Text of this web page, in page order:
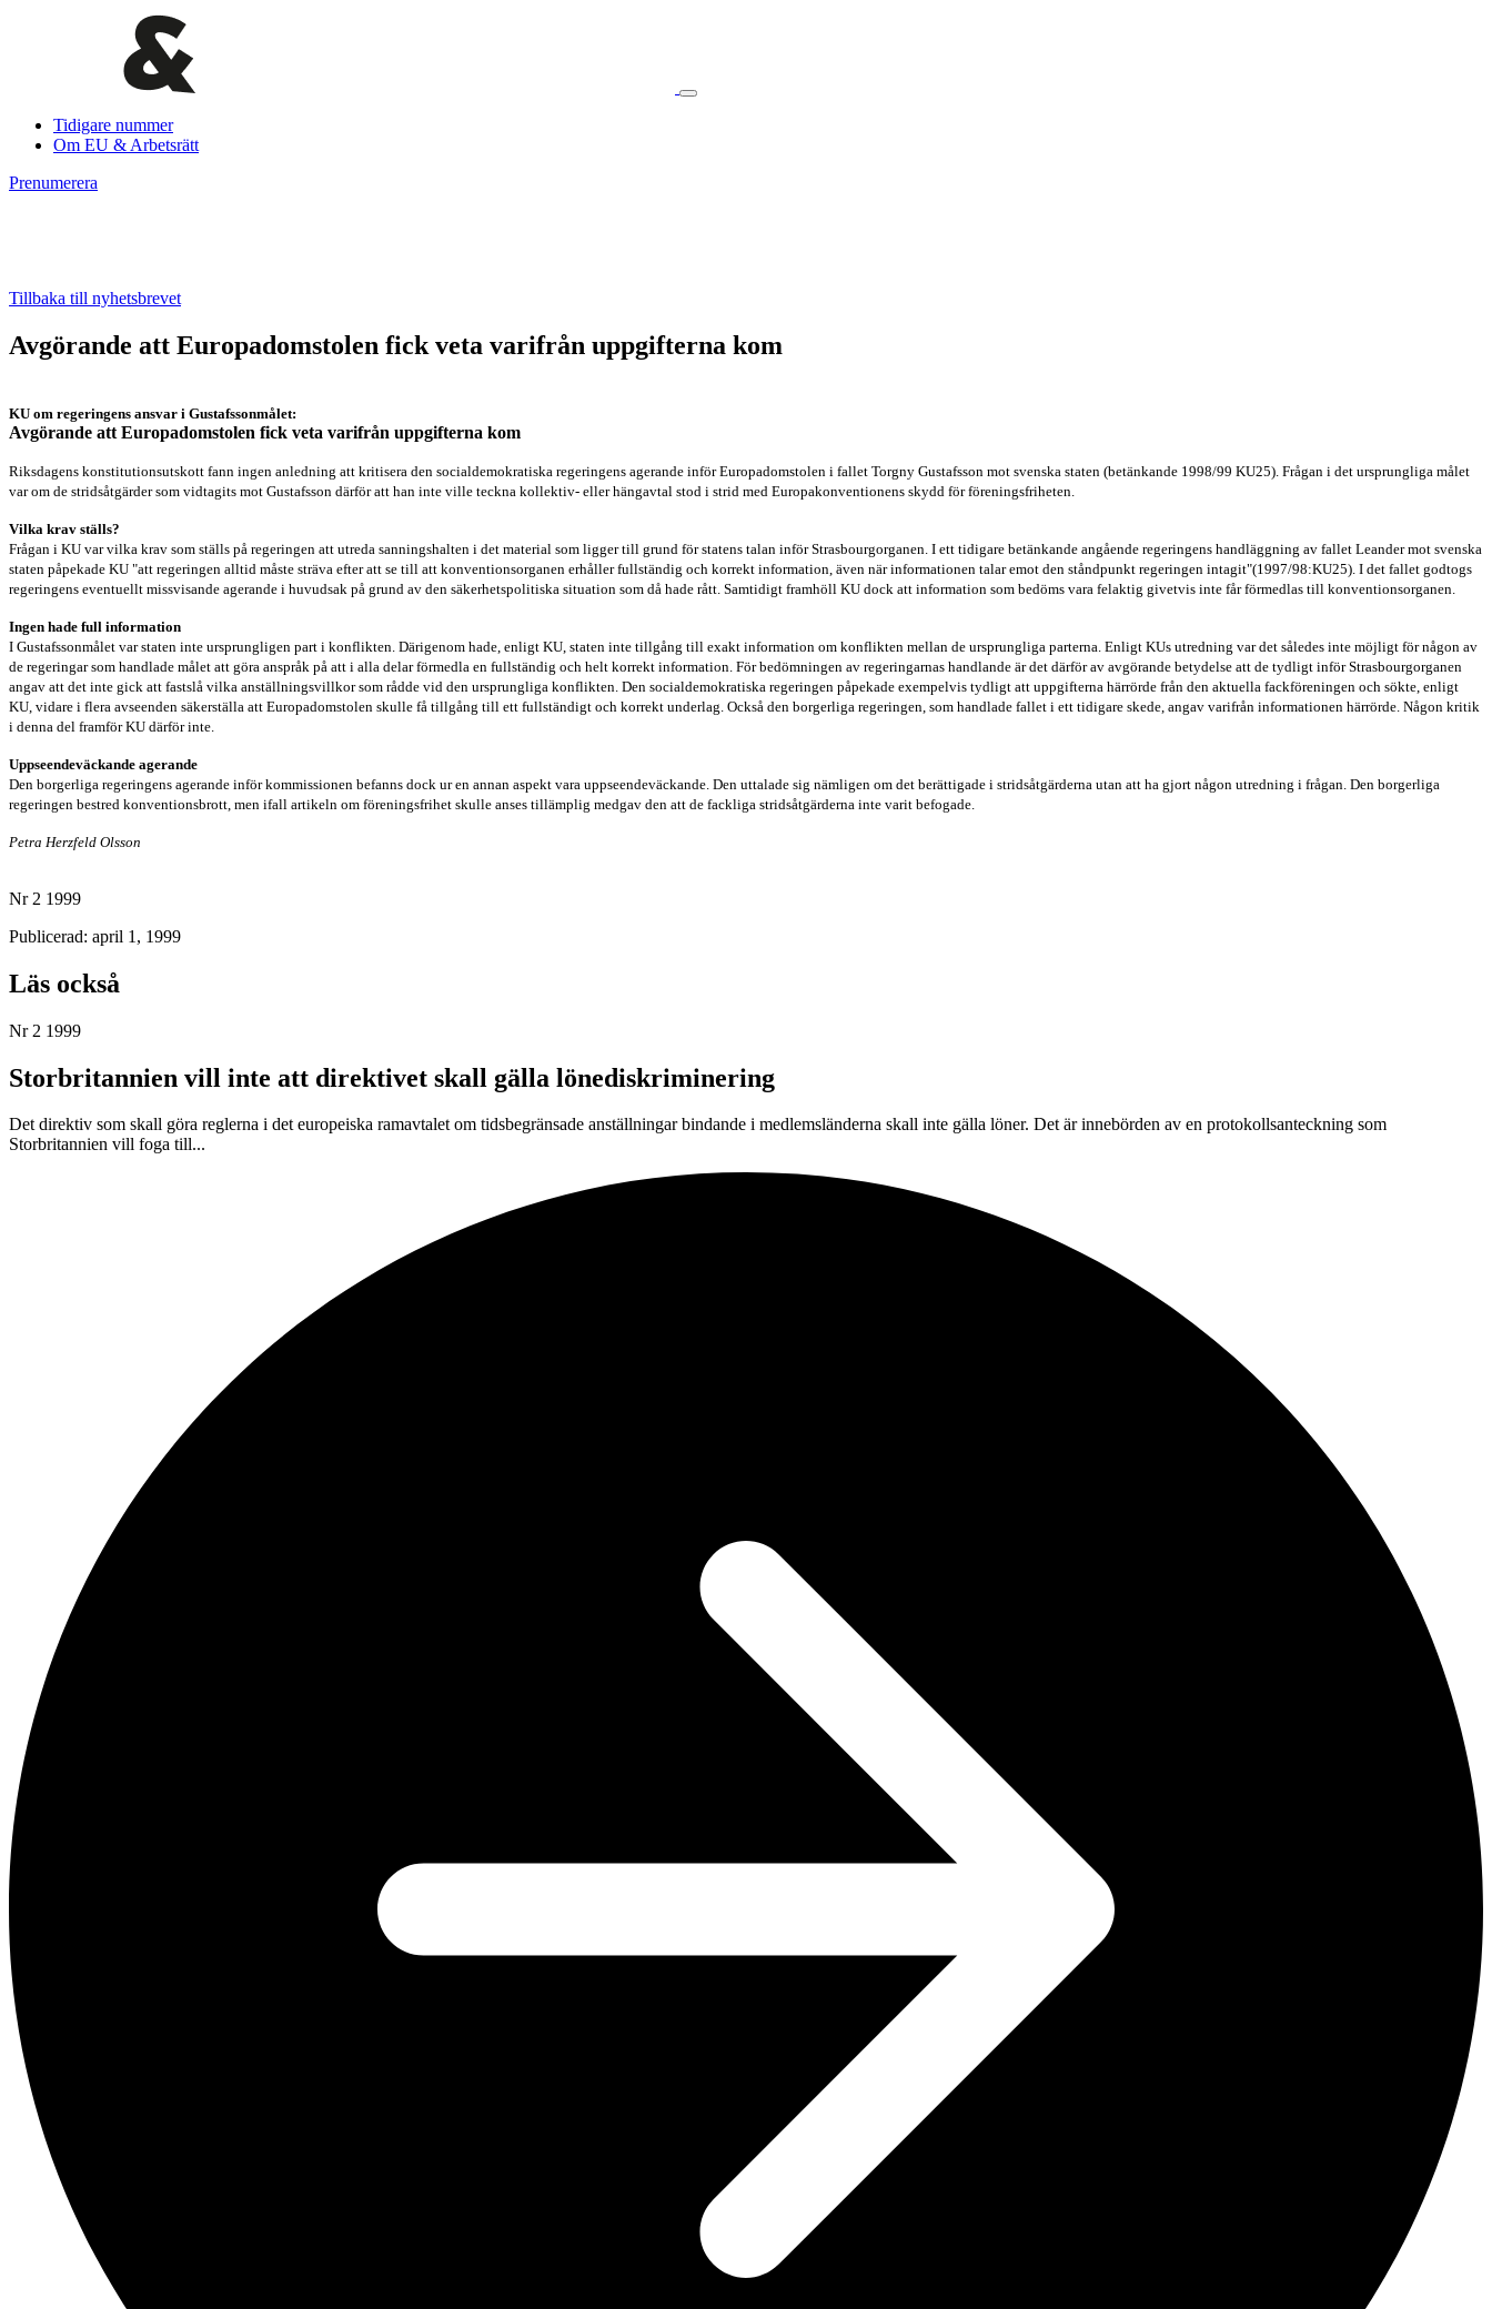
Tidigare nummer
Om EU & Arbetsrätt
Prenumerera
Tillbaka till nyhetsbrevet
Avgörande att Europadomstolen fick veta varifrån uppgifterna kom
KU om regeringens ansvar i Gustafssonmålet:
Avgörande att Europadomstolen fick veta varifrån uppgifterna kom
Riksdagens konstitutionsutskott fann ingen anledning att kritisera den socialdemokratiska regeringens agerande inför Europadomstolen i fallet Torgny Gustafsson mot svenska staten (betänkande 1998/99 KU25). Frågan i det ursprungliga målet
var om de stridsåtgärder som vidtagits mot Gustafsson därför att han inte ville teckna kollektiv- eller hängavtal stod i strid med Europakonventionens skydd för föreningsfriheten.
Vilka krav ställs?
Frågan i KU var vilka krav som ställs på regeringen att utreda sanningshalten i det material som ligger till grund för statens talan inför Strasbourgorganen. I ett tidigare betänkande angående regeringens handläggning av fallet Leander mot svenska
staten påpekade KU "att regeringen alltid måste sträva efter att se till att konventionsorganen erhåller fullständig och korrekt information, även när informationen talar emot den ståndpunkt regeringen intagit"(1997/98:KU25). I det fallet godtogs
regeringens eventuellt missvisande agerande i huvudsak på grund av den säkerhetspolitiska situation som då hade rått. Samtidigt framhöll KU dock att information som bedöms vara felaktig givetvis inte får förmedlas till konventionsorganen.
Ingen hade full information
I Gustafssonmålet var staten inte ursprungligen part i konflikten. Därigenom hade, enligt KU, staten inte tillgång till exakt information om konflikten mellan de ursprungliga parterna. Enligt KUs utredning var det således inte möjligt för någon av
de regeringar som handlade målet att göra anspråk på att i alla delar förmedla en fullständig och helt korrekt information. För bedömningen av regeringarnas handlande är det därför av avgörande betydelse att de tydligt inför Strasbourgorganen
angav att det inte gick att fastslå vilka anställningsvillkor som rådde vid den ursprungliga konflikten. Den socialdemokratiska regeringen påpekade exempelvis tydligt att uppgifterna härrörde från den aktuella fackföreningen och sökte, enligt
KU, vidare i flera avseenden säkerställa att Europadomstolen skulle få tillgång till ett fullständigt och korrekt underlag. Också den borgerliga regeringen, som handlade fallet i ett tidigare skede, angav varifrån informationen härrörde. Någon kritik
i denna del framför KU därför inte.
Uppseendeväckande agerande
Den borgerliga regeringens agerande inför kommissionen befanns dock ur en annan aspekt vara uppseendeväckande. Den uttalade sig nämligen om det berättigade i stridsåtgärderna utan att ha gjort någon utredning i frågan. Den borgerliga
regeringen bestred konventionsbrott, men ifall artikeln om föreningsfrihet skulle anses tillämplig medgav den att de fackliga stridsåtgärderna inte varit befogade.
Petra Herzfeld Olsson
Nr 2 1999
Publicerad: april 1, 1999
Läs också
Nr 2 1999
Storbritannien vill inte att direktivet skall gälla lönediskriminering
Det direktiv som skall göra reglerna i det europeiska ramavtalet om tidsbegränsade anställningar bindande i medlemsländerna skall inte gälla löner. Det är innebörden av en protokollsanteckning som
Storbritannien vill foga till...